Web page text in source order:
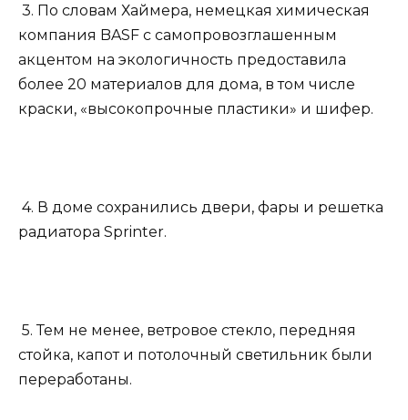
3. По словам Хаймера, немецкая химическая
компания BASF с самопровозглашенным
акцентом на экологичность предоставила
более 20 материалов для дома, в том числе
краски, «высокопрочные пластики» и шифер.
4. В доме сохранились двери, фары и решетка
радиатора Sprinter.
5. Тем не менее, ветровое стекло, передняя
стойка, капот и потолочный светильник были
переработаны.